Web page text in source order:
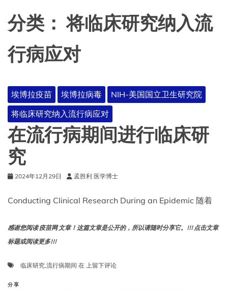
分类：将临床研究纳入流
行病应对
埃博拉疫苗 埃博拉病毒
NIH-美国国立卫生研究院
将临床研究纳入流行病应对
在流行病期间进行临床研
究
2024年12月29日 孟胜利 医学博士
Conducting Clinical Research During an Epidemic 随着
感谢您阅读 疫苗网 文章！这篇文章是公开的，所以请随时分享它。!!! 点击文章
标题或阅读更多!!!
临床研究,流行病期间 在 在
上留下评论
分享